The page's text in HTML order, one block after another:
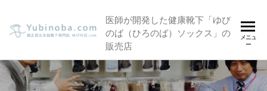
ツ
5本指靴下の通販
サイト「ゆびの
ば.com」
医師が開発した健康靴下「ゆび
のば（ひろのば）ソックス」の
販売店
メニュ
ー